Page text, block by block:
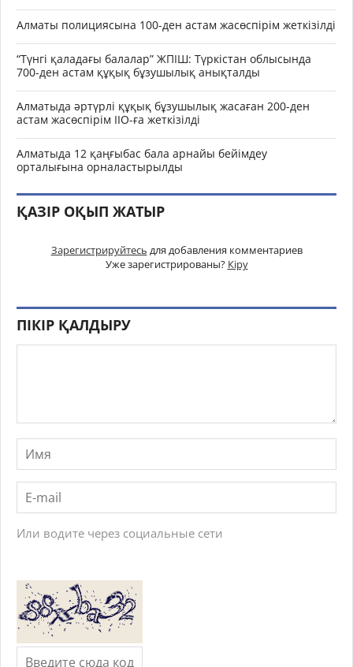
Алматы полициясына 100-ден астам жасөспірім жеткізілді
“Түнгі қаладағы балалар” ЖПІШ: Түркістан облысында
700-ден астам құқық бұзушылық анықталды
Алматыда әртүрлі құқық бұзушылық жасаған 200-ден
астам жасөспірім ІІО-ға жеткізілді
Алматыда 12 қаңғыбас бала арнайы бейімдеу
орталығына орналастырылды
ҚАЗІР ОҚЫП ЖАТЫР
Зарегистрируйтесь для добавления комментариев
Уже зарегистрированы? Кіру
ПІКІР ҚАЛДЫРУ
Или водите через социальные сети